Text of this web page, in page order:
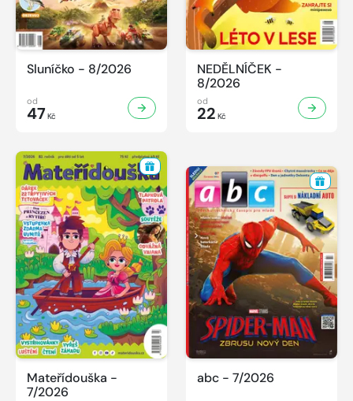
Sluníčko - 8/2026
od
47 Kč
NEDĚLNÍČEK -
8/2026
od
22 Kč
Mateřídouška -
7/2026
abc - 7/2026